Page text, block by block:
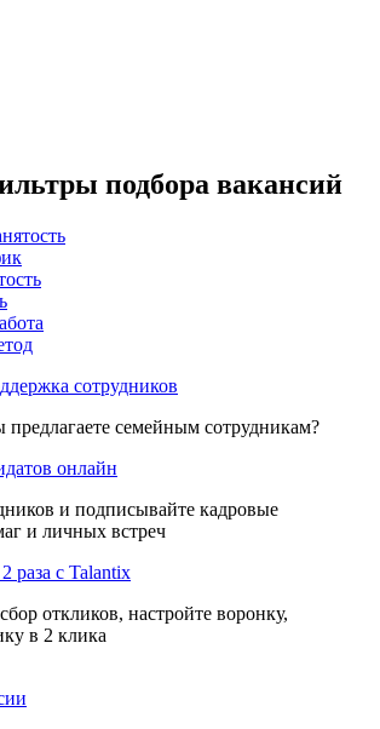
подбора вакансий
сотрудников
предлагаете семейным сотрудникам?
онлайн
и подписывайте кадровые
и личных встреч
раза с Talantix
откликов, настройте воронку,
в 2 клика